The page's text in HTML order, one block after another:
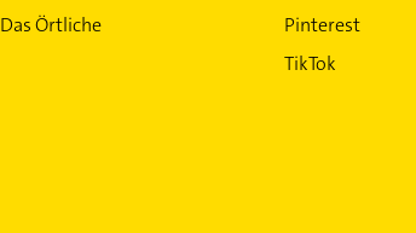
Das Örtliche
Pinterest
TikTok